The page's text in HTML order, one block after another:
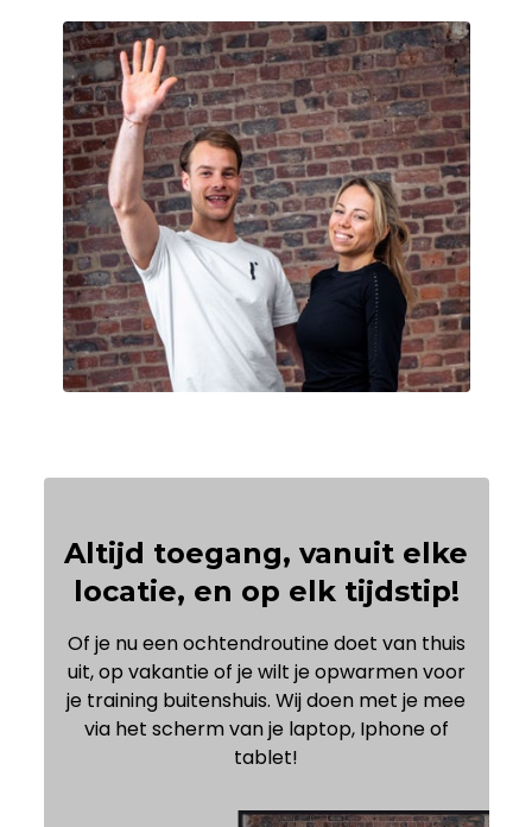
Altijd toegang, vanuit elke
locatie, en op elk tijdstip!
Of je nu een ochtendroutine doet van thuis
uit, op vakantie of je wilt je opwarmen voor
je training buitenshuis. Wij doen met je mee
via het scherm van je laptop, Iphone of
tablet!